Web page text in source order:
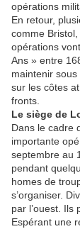
opérations
En retour,
comme
opérations
Ans » entre
maintenir
sur les côtes
fronts.
Le siège de
Dans le cadre
importante
septembre au
pendant
homes de
s’organiser.
par l’ouest. Ils
Espérant une